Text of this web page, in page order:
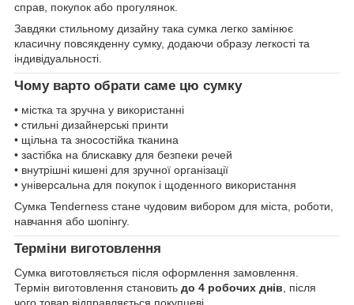
справ, покупок або прогулянок.
Завдяки стильному дизайну така сумка легко замінює
класичну повсякденну сумку, додаючи образу легкості та
індивідуальності.
Чому варто обрати саме цю сумку
• містка та зручна у використанні
• стильні дизайнерські принти
• щільна та зносостійка тканина
• застібка на блискавку для безпеки речей
• внутрішні кишені для зручної організації
• універсальна для покупок і щоденного використання
Сумка Tenderness стане чудовим вибором для міста, роботи,
навчання або шопінгу.
Терміни виготовлення
Сумка виготовляється після оформлення замовлення.
Термін виготовлення становить до 4 робочих днів , після
чого товар відправляється покупцеві.